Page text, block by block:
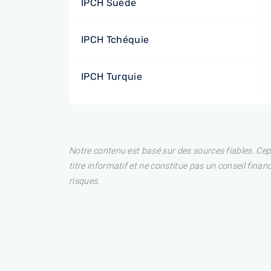
IPCH Suède
IPCH Tchéquie
IPCH Turquie
Notre contenu est basé sur des sources fiables.
titre informatif et ne constitue pas un conseil
risques.